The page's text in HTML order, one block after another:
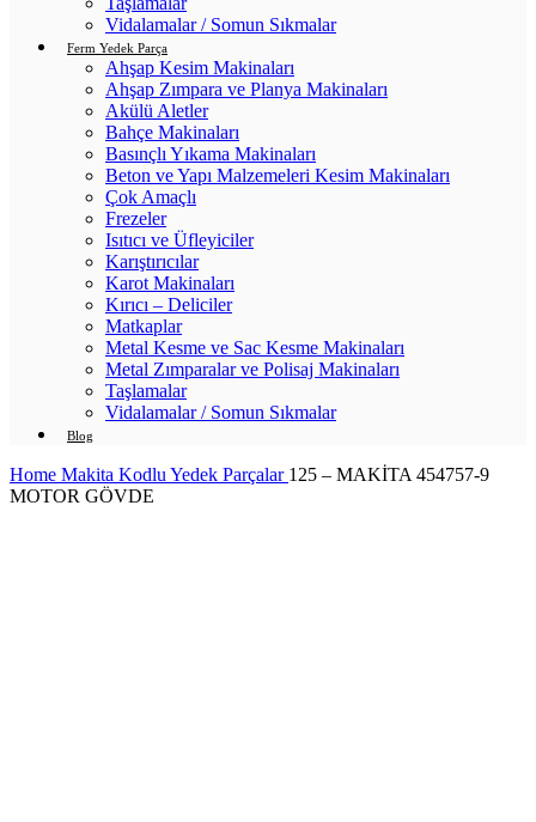
Vidalamalar / Somun Sıkmalar
Ferm Yedek Parça
Ahşap Kesim Makinaları
Ahşap Zımpara ve Planya Makinaları
Akülü Aletler
Bahçe Makinaları
Basınçlı Yıkama Makinaları
Beton ve Yapı Malzemeleri Kesim Makinaları
Çok Amaçlı
Frezeler
Isıtıcı ve Üfleyiciler
Karıştırıcılar
Karot Makinaları
Kırıcı – Deliciler
Matkaplar
Metal Kesme ve Sac Kesme Makinaları
Metal Zımparalar ve Polisaj Makinaları
Taşlamalar
Vidalamalar / Somun Sıkmalar
Blog
Home Makita Kodlu Yedek Parçalar 125 – MAKİTA 454757-9
MOTOR GÖVDE